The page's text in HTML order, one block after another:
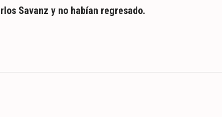
Savanz y no habían regresado.